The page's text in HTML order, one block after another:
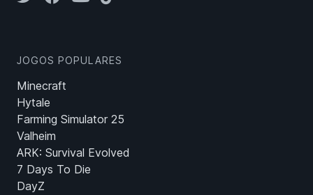
JOGOS POPULARES
Minecraft
Hytale
Farming Simulator 25
Valheim
ARK: Survival Evolved
7 Days To Die
DayZ